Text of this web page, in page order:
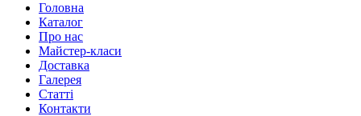
Головна
Каталог
Про нас
Майстер-класи
Доставка
Галерея
Статтi
Контакти